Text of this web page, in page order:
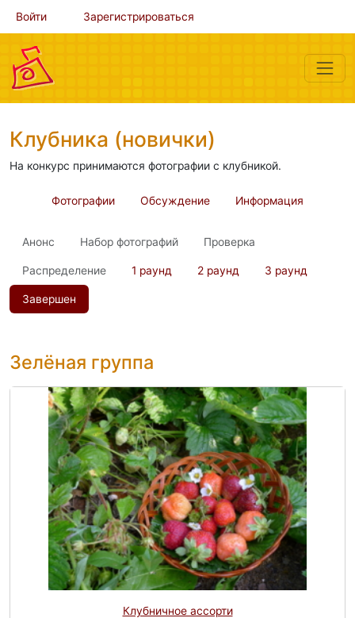
Войти Зарегистрироваться
Клубника (новички)
На конкурс принимаются фотографии с клубникой.
Фотографии Обсуждение Информация
Анонс Набор фотографий Проверка
Распределение 1 раунд 2 раунд 3 раунд
Завершен
Зелёная группа
Клубничное ассорти